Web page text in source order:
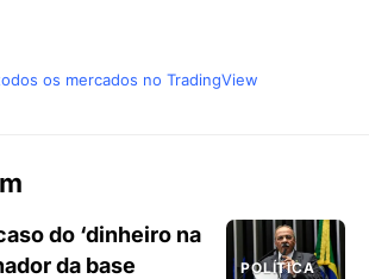
os mercados no TradingView
POLÍTICA
do ‘dinheiro na
da base